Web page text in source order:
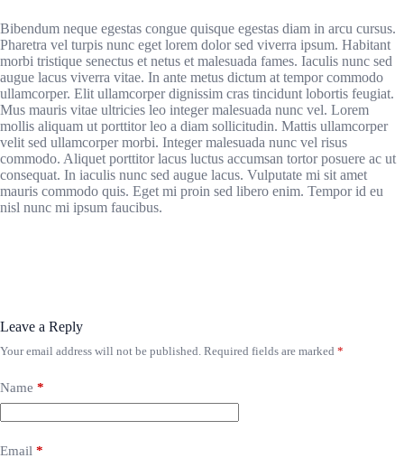
Bibendum neque egestas congue quisque egestas diam in arcu cursus.
Pharetra vel turpis nunc eget lorem dolor sed viverra ipsum. Habitant
morbi tristique senectus et netus et malesuada fames. Iaculis nunc sed
augue lacus viverra vitae. In ante metus dictum at tempor commodo
ullamcorper. Elit ullamcorper dignissim cras tincidunt lobortis feugiat.
Mus mauris vitae ultricies leo integer malesuada nunc vel. Lorem
mollis aliquam ut porttitor leo a diam sollicitudin. Mattis ullamcorper
velit sed ullamcorper morbi. Integer malesuada nunc vel risus
commodo. Aliquet porttitor lacus luctus accumsan tortor posuere ac ut
consequat. In iaculis nunc sed augue lacus. Vulputate mi sit amet
mauris commodo quis. Eget mi proin sed libero enim. Tempor id eu
nisl nunc mi ipsum faucibus.
Leave a Reply
Your email address will not be published. Required fields are marked *
Name *
Email *